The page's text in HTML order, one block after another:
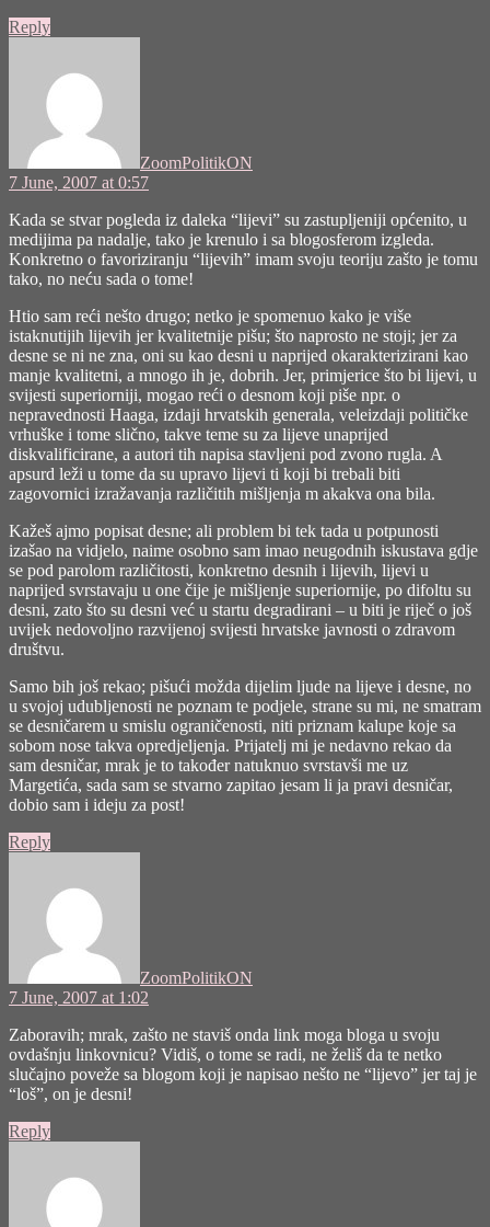
Reply
ZoomPolitikON
7 June, 2007 at 0:57
Kada se stvar pogleda iz daleka “lijevi” su zastupljeniji općenito, u
medijima pa nadalje, tako je krenulo i sa blogosferom izgleda.
Konkretno o favoriziranju “lijevih” imam svoju teoriju zašto je tomu
tako, no neću sada o tome!
Htio sam reći nešto drugo; netko je spomenuo kako je više
istaknutijih lijevih jer kvalitetnije pišu; što naprosto ne stoji; jer za
desne se ni ne zna, oni su kao desni u naprijed okarakterizirani kao
manje kvalitetni, a mnogo ih je, dobrih. Jer, primjerice što bi lijevi, u
svijesti superiorniji, mogao reći o desnom koji piše npr. o
nepravednosti Haaga, izdaji hrvatskih generala, veleizdaji političke
vrhuške i tome slično, takve teme su za lijeve unaprijed
diskvalificirane, a autori tih napisa stavljeni pod zvono rugla. A
apsurd leži u tome da su upravo lijevi ti koji bi trebali biti
zagovornici izražavanja različitih mišljenja m akakva ona bila.
Kažeš ajmo popisat desne; ali problem bi tek tada u potpunosti
izašao na vidjelo, naime osobno sam imao neugodnih iskustava gdje
se pod parolom različitosti, konkretno desnih i lijevih, lijevi u
naprijed svrstavaju u one čije je mišljenje superiornije, po difoltu su
desni, zato što su desni već u startu degradirani – u biti je riječ o još
uvijek nedovoljno razvijenoj svijesti hrvatske javnosti o zdravom
društvu.
Samo bih još rekao; pišući možda dijelim ljude na lijeve i desne, no
u svojoj udubljenosti ne poznam te podjele, strane su mi, ne smatram
se desničarem u smislu ograničenosti, niti priznam kalupe koje sa
sobom nose takva opredjeljenja. Prijatelj mi je nedavno rekao da
sam desničar, mrak je to također natuknuo svrstavši me uz
Margetića, sada sam se stvarno zapitao jesam li ja pravi desničar,
dobio sam i ideju za post!
Reply
ZoomPolitikON
7 June, 2007 at 1:02
Zaboravih; mrak, zašto ne staviš onda link moga bloga u svoju
ovdašnju linkovnicu? Vidiš, o tome se radi, ne želiš da te netko
slučajno poveže sa blogom koji je napisao nešto ne “lijevo” jer taj je
“loš”, on je desni!
Reply